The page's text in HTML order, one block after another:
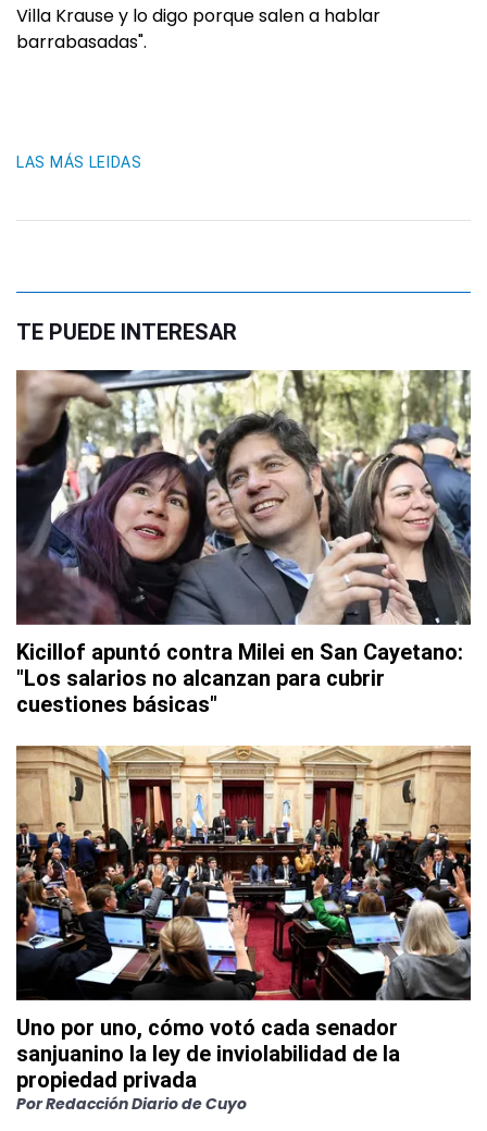
Villa Krause y lo digo porque salen a hablar
barrabasadas".
LAS MÁS LEIDAS
TE PUEDE INTERESAR
Kicillof apuntó contra Milei en San Cayetano:
"Los salarios no alcanzan para cubrir
cuestiones básicas"
Uno por uno, cómo votó cada senador
sanjuanino la ley de inviolabilidad de la
propiedad privada
PorRedacción Diario de Cuyo